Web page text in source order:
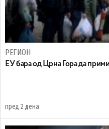
РЕГИОН
EУ бара од Црна Гора да
пред 2 дена